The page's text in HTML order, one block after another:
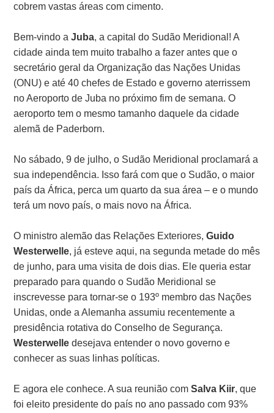
cobrem vastas áreas com cimento.
Bem-vindo aJuba, a capital do Sudão Meridional! A
cidade ainda tem muito trabalho a fazer antes que o
secretário geral da Organização das Nações Unidas
(ONU) e até 40 chefes de Estado e governo aterrissem
no Aeroporto de Juba no próximo fim de semana. O
aeroporto tem o mesmo tamanho daquele da cidade
alemã de Paderborn.
No sábado, 9 de julho, o Sudão Meridional proclamará a
sua independência. Isso fará com que o Sudão, o maior
país da África, perca um quarto da sua área – e o mundo
terá um novo país, o mais novo na África.
O ministro alemão das Relações Exteriores,Guido
Westerwelle, já esteve aqui, na segunda metade do mês
de junho, para uma visita de dois dias. Ele queria estar
preparado para quando o Sudão Meridional se
inscrevesse para tornar-se o 193º membro das Nações
Unidas, onde a Alemanha assumiu recentemente a
presidência rotativa do Conselho de Segurança.
Westerwelledesejava entender o novo governo e
conhecer as suas linhas políticas.
E agora ele conhece. A sua reunião comSalva Kiir, que
foi eleito presidente do país no ano passado com 93%